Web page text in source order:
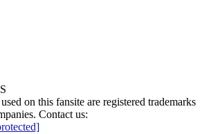
on this fansite are registered trademarks
Contact us: